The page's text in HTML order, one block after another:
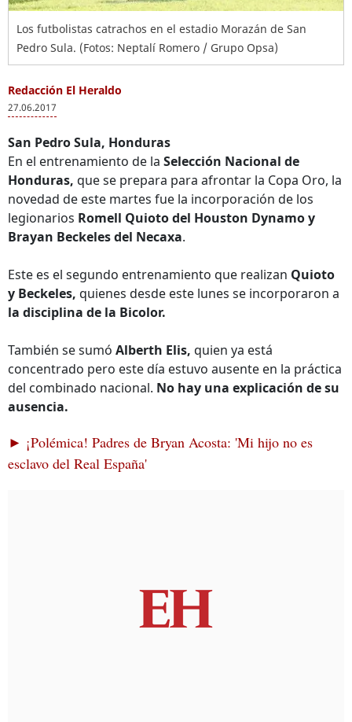
Los futbolistas catrachos en el estadio Morazán de San
Pedro Sula. (Fotos: Neptalí Romero / Grupo Opsa)
Redacción El Heraldo
27.06.2017
San Pedro Sula, Honduras
En el entrenamiento de la Selección Nacional de
Honduras, que se prepara para afrontar la Copa Oro, la
novedad de este martes fue la incorporación de los
legionarios Romell Quioto del Houston Dynamo y
Brayan Beckeles del Necaxa.
Este es el segundo entrenamiento que realizan Quioto
y Beckeles, quienes desde este lunes se incorporaron a
la disciplina de la Bicolor.
También se sumó Alberth Elis, quien ya está
concentrado pero este día estuvo ausente en la práctica
del combinado nacional. No hay una explicación de su
ausencia.
► ¡Polémica! Padres de Bryan Acosta: 'Mi hijo no es
esclavo del Real España'